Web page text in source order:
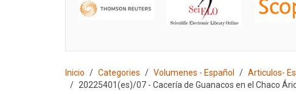
Inicio Categories Volumenes - Español
Articulos-
20225401(es)/07 - Cacería de Guanacos en el Chaco